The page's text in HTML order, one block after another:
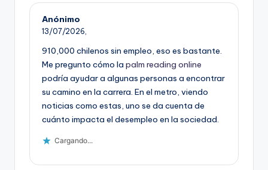
Anónimo
13/07/2026,
910,000 chilenos sin empleo, eso es bastante.
Me pregunto cómo la palm reading online
podría ayudar a algunas personas a encontrar
su camino en la carrera. En el metro, viendo
noticias como estas, uno se da cuenta de
cuánto impacta el desempleo en la sociedad.
Cargando...